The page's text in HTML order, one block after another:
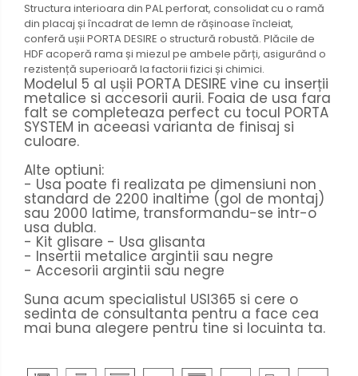
Structura interioara din PAL perforat, consolidat cu o ramă
din placaj și încadrat de lemn de rășinoase încleiat,
conferă ușii PORTA DESIRE o structură robustă. Plăcile de
HDF acoperă rama și miezul pe ambele părți, asigurând o
rezistență superioară la factorii fizici și chimici.
Modelul 5 al ușii PORTA DESIRE vine cu inserții
metalice si accesorii aurii. Foaia de usa fara
falt se completeaza perfect cu tocul PORTA
SYSTEM in aceeasi varianta de finisaj si
culoare.
Alte optiuni:
- Usa poate fi realizata pe dimensiuni non
standard de 2200 inaltime (gol de montaj)
sau 2000 latime, transformandu-se intr-o
usa dubla.
- Kit glisare - Usa glisanta
- Insertii metalice argintii sau negre
- Accesorii argintii sau negre
Suna acum specialistul USI365 si cere o
sedinta de consultanta pentru a face cea
mai buna alegere pentru tine si locuinta ta.